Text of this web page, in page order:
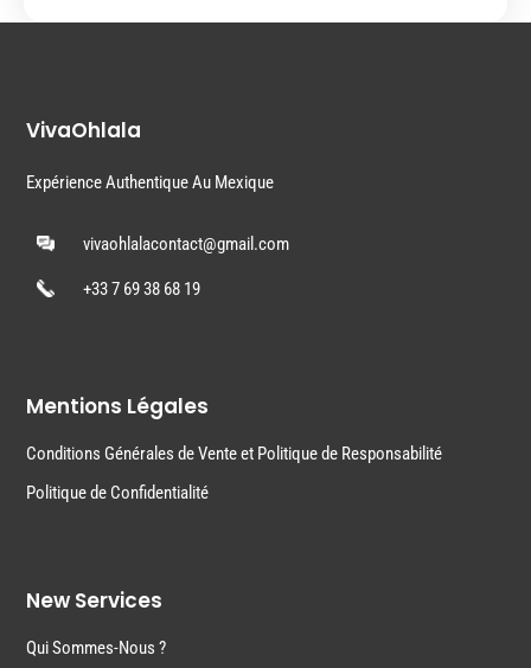
VivaOhlala
Expérience Authentique Au Mexique
vivaohlalacontact@gmail.com
+33 7 69 38 68 19
Mentions Légales
Conditions Générales de Vente et Politique de Responsabilité
Politique de Confidentialité
New Services
Qui Sommes-Nous ?